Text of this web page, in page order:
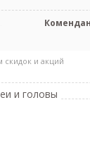
скидок и акций
и головы